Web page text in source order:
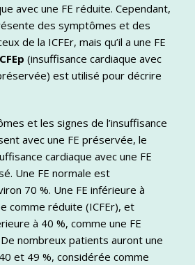
avec une FE réduite. Cependant,
des symptômes et des
de la ICFEr, mais qu’il a une FE
(insuffisance cardiaque avec
est utilisé pour décrire
et les signes de l’insuffisance
avec une FE préservée, le
cardiaque avec une FE
Une FE normale est
70 %. Une FE inférieure à
comme réduite (ICFEr), et
à 40 %, comme une FE
nombreux patients auront une
et 49 %, considérée comme